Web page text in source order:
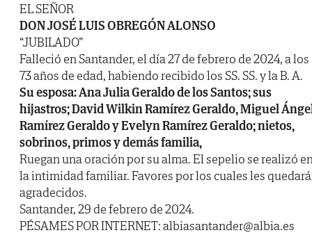
EL SEÑOR
DON JOSÉ LUIS OBREGÓN ALONSO
“JUBILADO”
Falleció en Santander, el día 27 de febrero de 2024, a los
73 años de edad, habiendo recibido los SS. SS. y la B. A.
Su esposa: Ana Julia Geraldo de los Santos; sus
hijastros; David Wilkin Ramírez Geraldo, Miguel
Ramírez Geraldo y Evelyn Ramírez Geraldo; nietos,
sobrinos, primos y demás familia,
Ruegan una oración por su alma. El sepelio se realizó
la intimidad familiar. Favores por los cuales les
agradecidos.
Santander, 29 de febrero de 2024.
PÉSAMES POR INTERNET: albiasantander@albia.es